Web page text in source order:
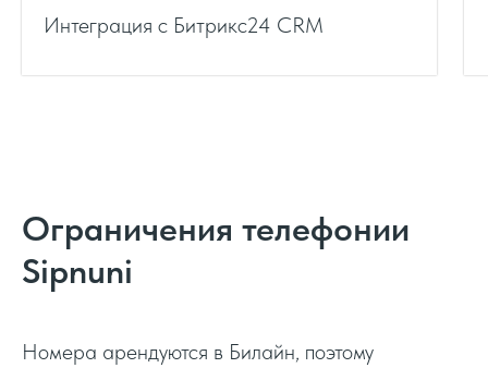
Интеграция с Битрикс24 CRM
Ограничения телефонии
Sipnuni
Номера арендуются в Билайн, поэтому